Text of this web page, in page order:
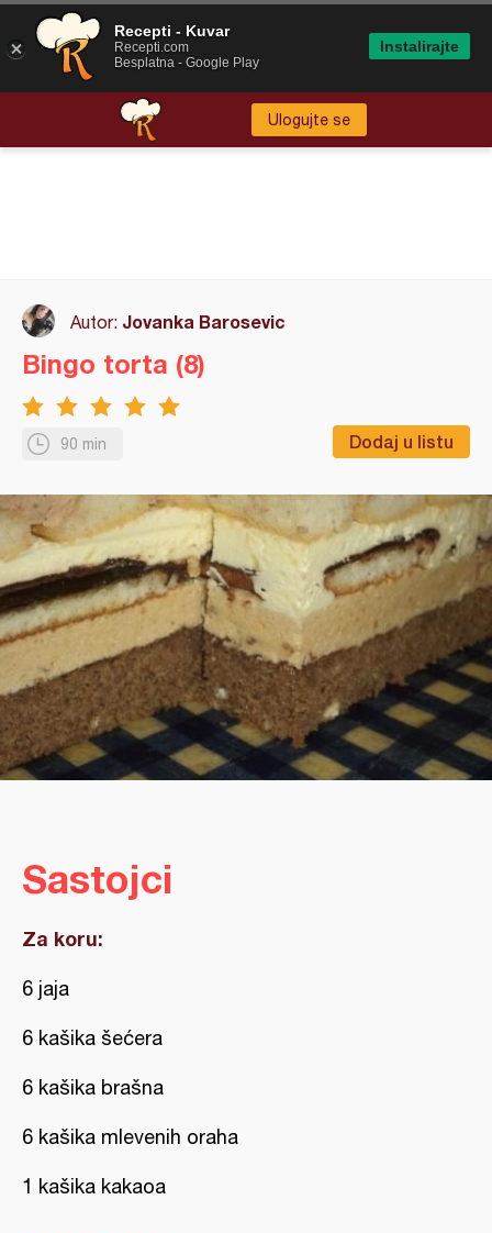
Ulogujte se
Autor: Jovanka Barosevic
90 min Dodaj u listu
Bingo torta (8)
Sastojci
Za koru:
6 jaja
6 kašika šećera
6 kašika brašna
6 kašika mlevenih oraha
1 kašika kakaoa
Recepti - Kuvar
Recepti.com
Besplatna - Google Play
Instalirajte